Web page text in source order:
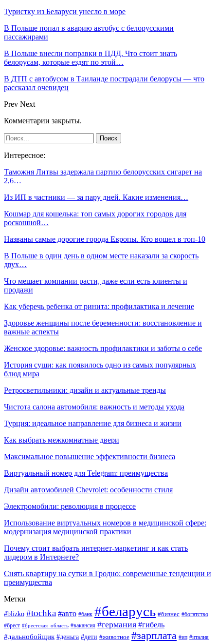
Туристку из Беларуси унесло в море
В Польше попал в аварию автобус с белорусскими
пассажирами
В Польше внесли поправки в ПДД. Что стоит знать
белорусам, которые ездят по этой…
В ДТП с автобусом в Таиланде пострадали белорусы — что
рассказал очевидец
Prev Next
Комментарии закрыты.
Интересное:
Таможня Литвы задержала партию белорусских сигарет на
2,6…
Из ИП в частники — за пару дней. Какие изменения…
Кошмар для кошелька: топ самых дорогих городов для
роскошной…
Названы самые дорогие города Европы. Кто вошел в топ-10
В Польше в один день в одном месте наказали за скорость
двух…
Что мешает компании расти, даже если есть клиенты и
продажи
Как уберечь ребенка от ринита: профилактика и лечение
Здоровье женщины после беременности: восстановление и
важные аспекты
Женское здоровье: важность профилактики и заботы о себе
История суши: как появилось одно из самых популярных
блюд мира
Ретросветильники: дизайн и актуальные тренды
Чистота салона автомобиля: важность и методы ухода
Турция: идеальное направление для бизнеса и жизни
Как выбрать межкомнатные двери
Максимальное повышение эффективности бизнеса
Виртуальный номер для Telegram: преимущества
Дизайн автомобилей Chevrolet: особенности стиля
Электромобили: революция в процессе
Использование виртуальных номеров в медицинской сфере:
модернизация медицинской практики
Почему стоит выбрать интернет-маркетинг и как стать
лидером в Интернете?
Снять квартиру на сутки в Гродно: современные тенденции и
преимущества
Метки
#blizko #tochka #авто #банк #беларусь #бизнес #богатство
#брест #брестская_область #вакансия #германия #гибель
#дальнобойщик #деньга #дети #животное #зарплата #ип #италия